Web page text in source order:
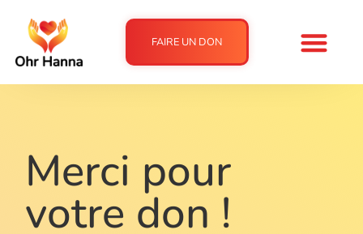
FAIRE UN DON
Merci pour
votre don !